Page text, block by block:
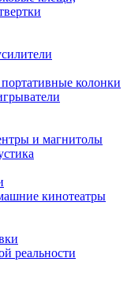
колонки
и магнитолы
кинотеатры
реальности